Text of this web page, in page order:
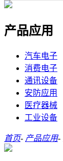
产品应用
汽车电子
消费电子
通讯设备
安防应用
医疗器械
工业设备
首页- 产品应用-